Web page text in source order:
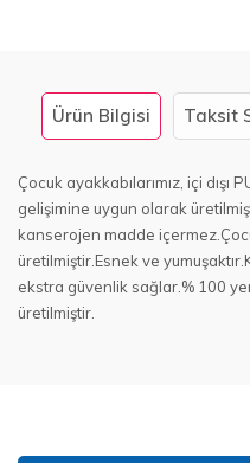
Ürün Bilgisi Taksit
Çocuk ayakkabılarımız, içi
gelişimine uygun olarak
kanserojen madde
üretilmiştir.Esnek ve
ekstra güvenlik sağlar.% 100
üretilmiştir.